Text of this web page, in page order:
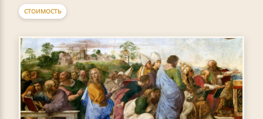
СТОИМОСТЬ